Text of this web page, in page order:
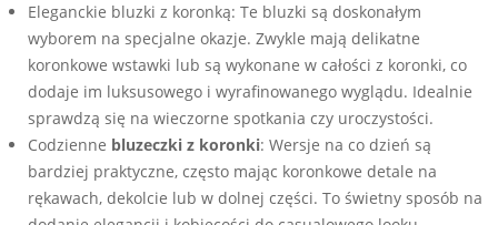
Eleganckie bluzki z koronką: Te bluzki są doskonałym
wyborem na specjalne okazje. Zwykle mają delikatne
koronkowe wstawki lub są wykonane w całości z koronki, co
dodaje im luksusowego i wyrafinowanego wyglądu. Idealnie
sprawdzą się na wieczorne spotkania czy uroczystości.
Codzienne bluzeczki z koronki: Wersje na co dzień są
bardziej praktyczne, często mając koronkowe detale na
rękawach, dekolcie lub w dolnej części. To świetny sposób na